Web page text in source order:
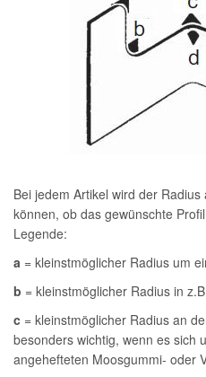
Bei jedem Artikel wird der
können, ob das gewünschte
Legende:
a = kleinstmöglicher Radius um
b = kleinstmöglicher Radius in
c = kleinstmöglicher Radius an
besonders wichtig, wenn es sich
angehefteten Moosgummi- oder